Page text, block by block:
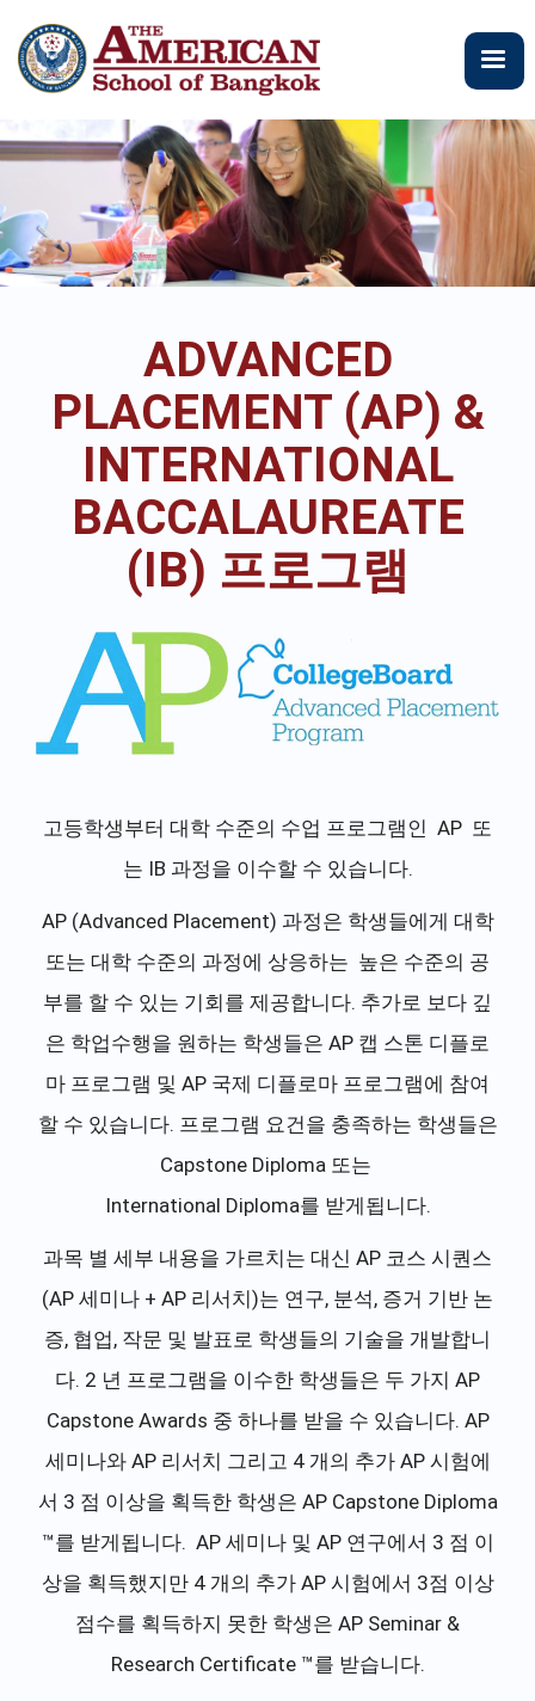
요
콘
로
너
뛰
기
ADVANCED
PLACEMENT (AP) &
INTERNATIONAL
BACCALAUREATE
(IB) 프로그램
고등학생부터 대학 수준의 수업 프로그램인 AP 또
는 IB 과정을 이수할 수 있습니다.
AP (Advanced Placement) 과정은 학생들에게 대학
또는 대학 수준의 과정에 상응하는 높은 수준의 공
부를 할 수 있는 기회를 제공합니다. 추가로 보다 깊
은 학업수행을 원하는 학생들은 AP 캡 스톤 디플로
마 프로그램 및 AP 국제 디플로마 프로그램에 참여
할 수 있습니다. 프로그램 요건을 충족하는 학생들은
Capstone Diploma 또는
International Diploma를 받게됩니다.
과목 별 세부 내용을 가르치는 대신 AP 코스 시퀀스
(AP 세미나 + AP 리서치)는 연구, 분석, 증거 기반 논
증, 협업, 작문 및 발표로 학생들의 기술을 개발합니
다. 2 년 프로그램을 이수한 학생들은 두 가지 AP
Capstone Awards 중 하나를 받을 수 있습니다. AP
세미나와 AP 리서치 그리고 4 개의 추가 AP 시험에
서 3 점 이상을 획득한 학생은 AP Capstone Diploma
™를 받게됩니다. AP 세미나 및 AP 연구에서 3 점 이
상을 획득했지만 4 개의 추가 AP 시험에서 3점 이상
점수를 획득하지 못한 학생은 AP Seminar &
Research Certificate ™를 받습니다.